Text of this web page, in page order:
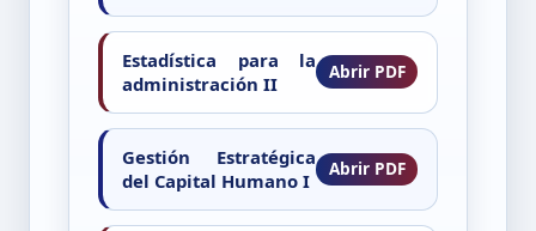
Estadística para la
administración II
Gestión Estratégica
del Capital Humano I